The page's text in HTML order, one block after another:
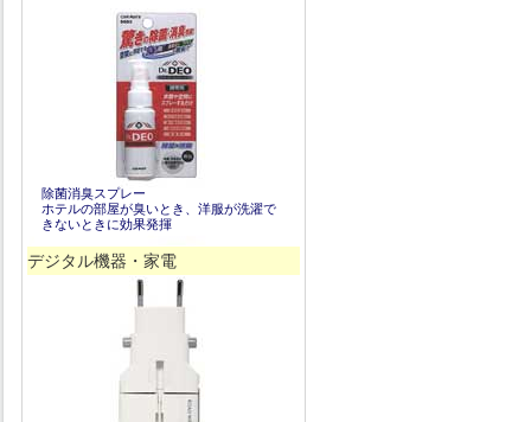
除菌消臭スプレー
ホテルの部屋が臭いとき、洋服が洗濯で
きないときに効果発揮
デジタル機器・家電